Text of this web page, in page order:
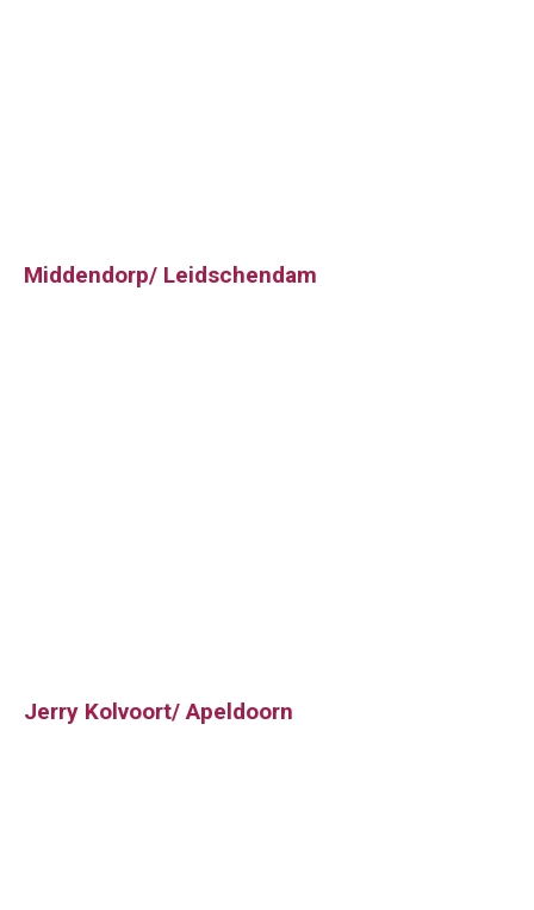
Middendorp/ Leidschendam
Jerry Kolvoort/ Apeldoorn